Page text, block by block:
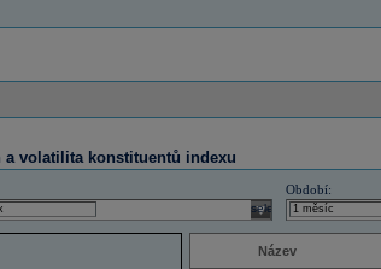
a volatilita konstituentů indexu
select
Období:
Název